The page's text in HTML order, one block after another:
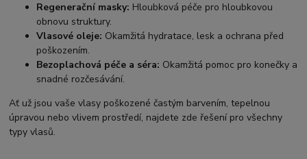
Regenerační masky: Hloubková péče pro hloubkovou
obnovu struktury.
Vlasové oleje: Okamžitá hydratace, lesk a ochrana před
poškozením.
Bezoplachová péče a séra: Okamžitá pomoc pro konečky a
snadné rozčesávání.
Ať už jsou vaše vlasy poškozené častým barvením, tepelnou
úpravou nebo vlivem prostředí, najdete zde řešení pro všechny
typy vlasů.